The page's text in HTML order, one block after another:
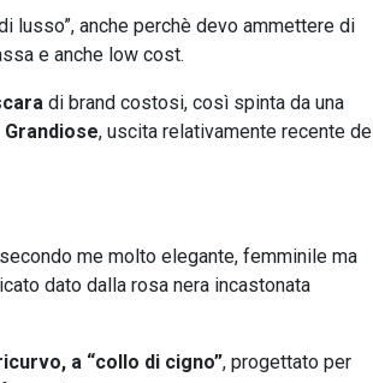
lusso”, anche perchè devo ammettere di
e anche low cost.
di brand costosi, così spinta da una
Grandiose, uscita relativamente recente del
me molto elegante, femminile ma
dato dalla rosa nera incastonata
a “collo di cigno”, progettato per